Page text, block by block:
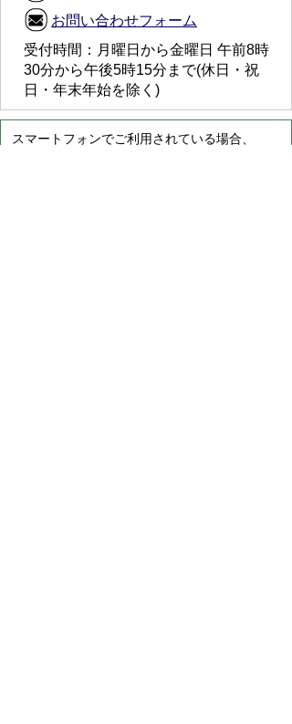
お問い合わせフォーム
受付時間：月曜日から金曜日 午前8時
30分から午後5時15分まで(休日・祝
日・年末年始を除く)
スマートフォンでご利用されている場合、